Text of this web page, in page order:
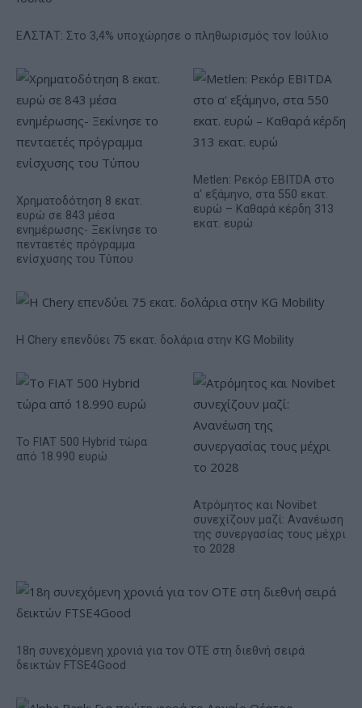
ΕΛΣΤΑΤ: Στο 3,4% υποχώρησε ο πληθωρισμός τον Ιούλιο
Χρηματοδότηση 8 εκατ.
ευρώ σε 843 μέσα
ενημέρωσης- Ξεκίνησε το
πενταετές πρόγραμμα
ενίσχυσης του Τύπου
Metlen: Ρεκόρ EBITDA στο
α' εξάμηνο, στα 550 εκατ.
ευρώ – Καθαρά κέρδη 313
εκατ. ευρώ
Η Chery επενδύει 75 εκατ. δολάρια στην KG Mobility
Το FIAT 500 Hybrid τώρα
από 18.990 ευρώ
Ατρόμητος και Novibet
συνεχίζουν μαζί: Ανανέωση
της συνεργασίας τους μέχρι
το 2028
18η συνεχόμενη χρονιά για τον ΟΤΕ στη διεθνή σειρά
δεικτών FTSE4Good